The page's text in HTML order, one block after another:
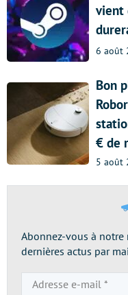
vient
6 août
Bon
€ de
5 août
Abonnez-vous à
dernières actus par